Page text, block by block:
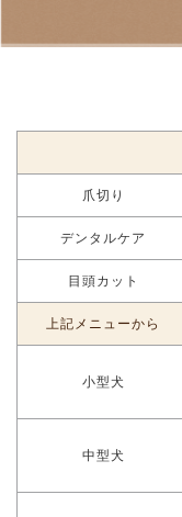
爪切り
デンタルケア
目頭カット
上記メニューから
小型犬
中型犬